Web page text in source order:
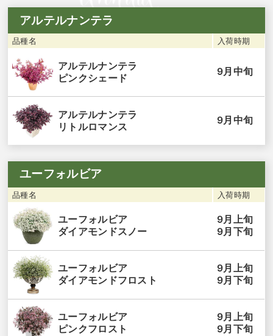
アルテルナンテラ
品種名 入荷時期
アルテルナンテラ
ピンクシェード
9月中旬
アルテルナンテラ
リトルロマンス
9月中旬
ユーフォルビア
品種名 入荷時期
ユーフォルビア
ダイアモンドスノー
9月上旬
9月下旬
ユーフォルビア
ダイアモンドフロスト
9月上旬
9月下旬
ユーフォルビア
ピンクフロスト
9月上旬
9月下旬